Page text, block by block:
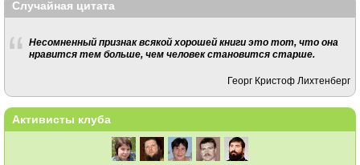
Случайная цитата
Несомненный признак всякой хорошей книги это тот, что она
нравится тем больше, чем человек становится старше.
Георг Кристоф Лихтенберг
Активисты клуба